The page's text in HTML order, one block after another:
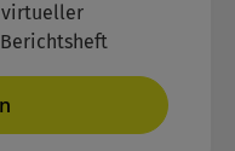
virtueller